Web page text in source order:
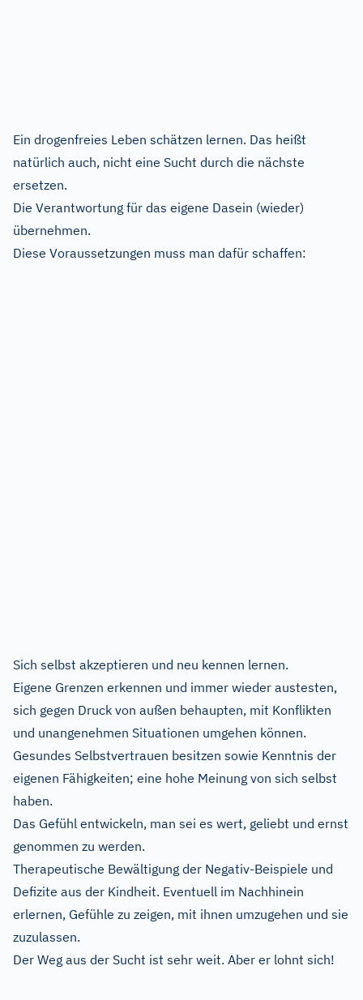
Ein drogenfreies Leben schätzen lernen. Das heißt
natürlich auch, nicht eine Sucht durch die nächste
ersetzen.
Die Verantwortung für das eigene Dasein (wieder)
übernehmen.
Diese Voraussetzungen muss man dafür schaffen:
Sich selbst akzeptieren und neu kennen lernen.
Eigene Grenzen erkennen und immer wieder austesten,
sich gegen Druck von außen behaupten, mit Konflikten
und unangenehmen Situationen umgehen können.
Gesundes Selbstvertrauen besitzen sowie Kenntnis der
eigenen Fähigkeiten; eine hohe Meinung von sich selbst
haben.
Das Gefühl entwickeln, man sei es wert, geliebt und ernst
genommen zu werden.
Therapeutische Bewältigung der Negativ-Beispiele und
Defizite aus der Kindheit. Eventuell im Nachhinein
erlernen, Gefühle zu zeigen, mit ihnen umzugehen und sie
zuzulassen.
Der Weg aus der Sucht ist sehr weit. Aber er lohnt sich!